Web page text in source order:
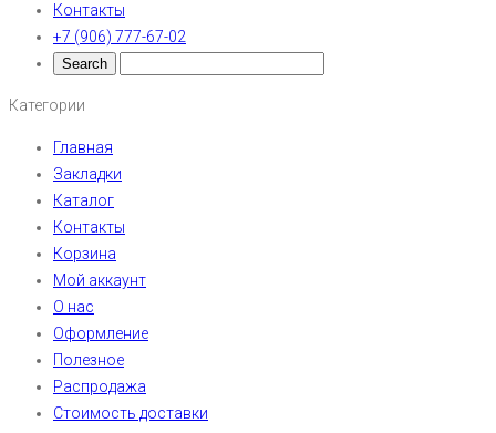
Контакты
+7 (906) 777-67-02
Категории
Главная
Закладки
Каталог
Контакты
Корзина
Мой аккаунт
О нас
Оформление
Полезное
Распродажа
Стоимость доставки